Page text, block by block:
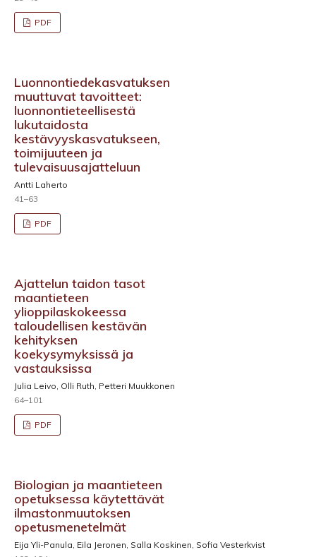
PDF
Luonnontiedekasvatuksen
muuttuvat tavoitteet:
luonnontieteellisestä
lukutaidosta
kestävyyskasvatukseen,
toimijuuteen ja
tulevaisuusajatteluun
Antti Laherto
41–63
PDF
Ajattelun taidon tasot
maantieteen
ylioppilaskokeessa
taloudellisen kestävän
kehityksen
koekysymyksissä ja
vastauksissa
Julia Leivo, Olli Ruth, Petteri Muukkonen
64–101
PDF
Biologian ja maantieteen
opetuksessa käytettävät
ilmastonmuutoksen
opetusmenetelmät
Eija Yli-Panula, Eila Jeronen, Salla Koskinen, Sofia Vesterkvist